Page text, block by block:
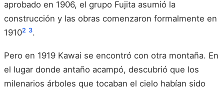
aprobado en 1906, el grupo Fujita asumió la
construcción y las obras comenzaron formalmente en
19102 3.
Pero en 1919 Kawai se encontró con otra montaña. En
el lugar donde antaño acampó, descubrió que los
milenarios árboles que tocaban el cielo habían sido